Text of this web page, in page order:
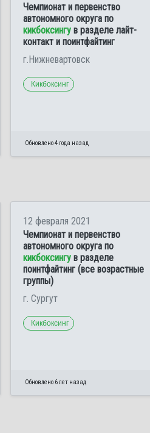
Чемпионат и первенство
автономного округа по
кикбоксингу в разделе лайт-
контакт и поинтфайтинг
г.Нижневартовск
Кикбоксинг
Обновлено 4 года назад
12 февраля 2021
Чемпионат и первенство
автономного округа по
кикбоксингу в разделе
поинтфайтинг (все возрастные
группы)
г. Сургут
Кикбоксинг
Обновлено 6 лет назад